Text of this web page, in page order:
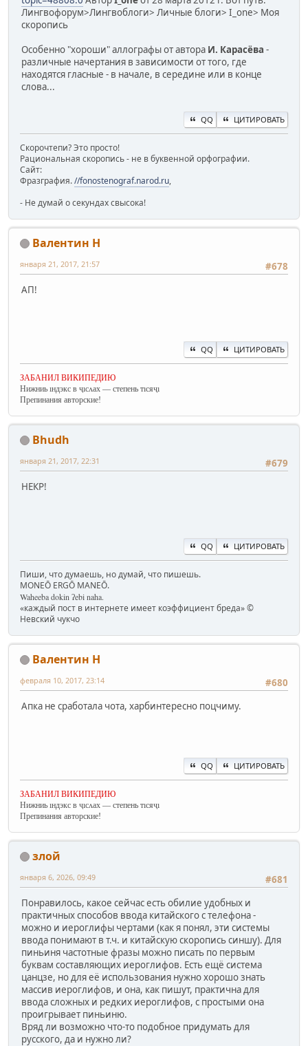
Лингвофорум>Лингвоблоги> Личные блоги> I_one> Моя
скоропись
Особенно "хороши" аллографы от автора И. Карасёва -
различные начертания в зависимости от того, где
находятся гласные - в начале, в середине или в конце
слова...
QQ ЦИТИРОВАТЬ
Скорочтепи? Это просто!
Рациональная скоропись - не в буквенной орфографии.
Сайт:
Фразграфия.//fonostenograf.narod.ru,
- Не думай о секундах свысока!
Валентин Н
#678
января 21, 2017, 21:57
АП!
QQ ЦИТИРОВАТЬ
ЗАБАНИЛ ВИКИПЕДИЮ
Нижниь ıндэкс в ҷıсʌах — степень тıсяҷı
Препинания авторские!
Bhudh
#679
января 21, 2017, 22:31
НЕКР!
QQ ЦИТИРОВАТЬ
Пиши, что думаешь, но думай, что пишешь.
MONEŌ ERGŌ MANEŌ.
Waheeba dokin ʔebi naha.
«каждый пост в интернете имеет коэффициент бреда» ©
Невский чукчо
Валентин Н
#680
февраля 10, 2017, 23:14
Апка не сработала чота, харбинтересно поцчиму.
QQ ЦИТИРОВАТЬ
ЗАБАНИЛ ВИКИПЕДИЮ
Нижниь ıндэкс в ҷıсʌах — степень тıсяҷı
Препинания авторские!
злой
#681
января 6, 2026, 09:49
Понравилось, какое сейчас есть обилие удобных и
практичных способов ввода китайского с телефона -
можно и иероглифы чертами (как я понял, эти системы
ввода понимают в т.ч. и китайскую скоропись синшу). Для
пиньиня частотные фразы можно писать по первым
буквам составляющих иероглифов. Есть ещё система
цанцзе, но для её использования нужно хорошо знать
массив иероглифов, и она, как пишут, практична для
ввода сложных и редких иероглифов, с простыми она
проигрывает пиньиню.
Вряд ли возможно что-то подобное придумать для
русского, да и нужно ли?